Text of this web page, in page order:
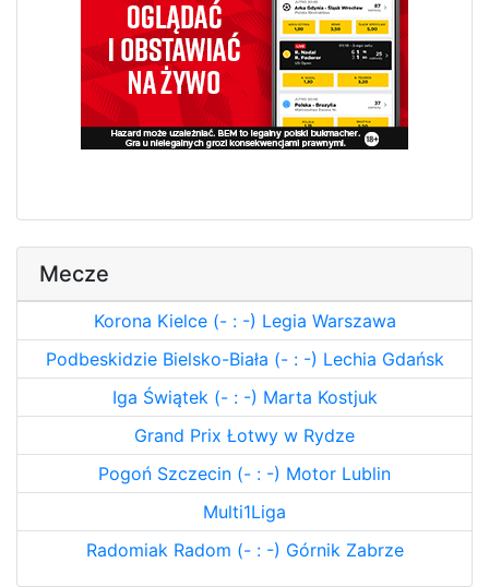
Mecze
Korona Kielce (- : -) Legia Warszawa
Podbeskidzie Bielsko-Biała (- : -) Lechia Gdańsk
Iga Świątek (- : -) Marta Kostjuk
Grand Prix Łotwy w Rydze
Pogoń Szczecin (- : -) Motor Lublin
Multi1Liga
Radomiak Radom (- : -) Górnik Zabrze